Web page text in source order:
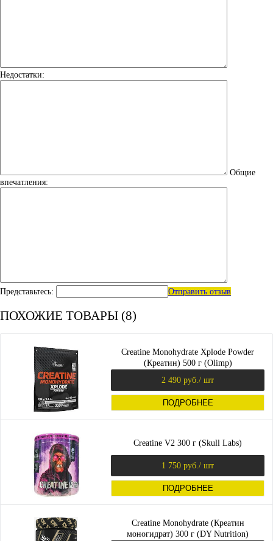
Недостатки:
Общие
впечатления:
Представьтесь: Отправить отзыв
ПОХОЖИЕ ТОВАРЫ (8)
Creatine Monohydrate Xplode Powder
(Креатин) 500 г (Olimp)
2 490 руб. / шт
ПОДРОБНЕЕ
Creatine V2 300 г (Skull Labs)
1 750 руб. / шт
ПОДРОБНЕЕ
Creatine Monohydrate (Креатин
моногидрат) 300 г (DY Nutrition)